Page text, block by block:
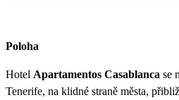
Poloha
Hotel Apartamentos Casablanca se
Tenerife, na klidné straně města,